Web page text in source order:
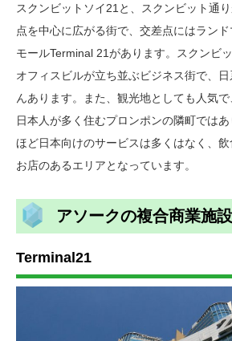
スクンビットソイ21と、スクンビット通
点を中心に広がる街で、交差点にはラン
モールTerminal 21があります。スクンビ
オフィスビルが立ち並ぶビジネス街で、
んあります。また、観光地としても人気で
日本人が多く住むプロンポンの隣町では
ほど日本向けのサービスは多くはなく、
お店のあるエリアとなっています。
アソークの複合商業施設
Terminal21